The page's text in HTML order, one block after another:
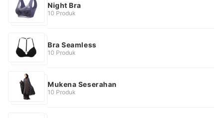
Night Bra
10 Produk
Bra Seamless
10 Produk
Mukena Seserahan
10 Produk